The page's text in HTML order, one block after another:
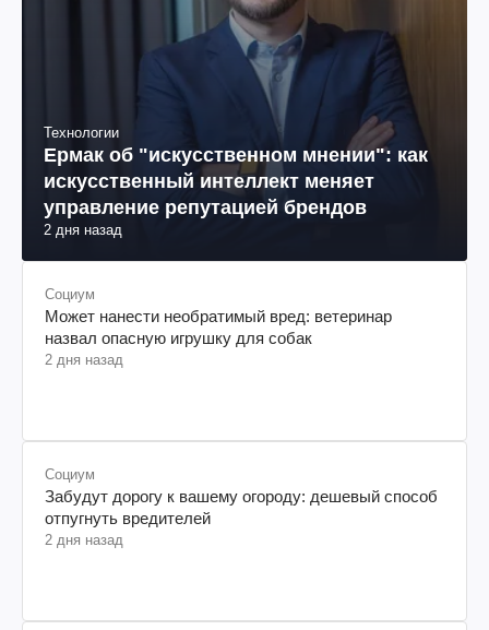
Технологии
Ермак об "искусственном мнении": как
искусственный интеллект меняет
управление репутацией брендов
2 дня назад
Социум
Может нанести необратимый вред: ветеринар
назвал опасную игрушку для собак
2 дня назад
Социум
Забудут дорогу к вашему огороду: дешевый способ
отпугнуть вредителей
2 дня назад